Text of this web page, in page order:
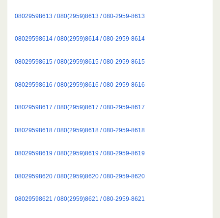
08029598613 / 080(2959)8613 / 080-2959-8613
08029598614 / 080(2959)8614 / 080-2959-8614
08029598615 / 080(2959)8615 / 080-2959-8615
08029598616 / 080(2959)8616 / 080-2959-8616
08029598617 / 080(2959)8617 / 080-2959-8617
08029598618 / 080(2959)8618 / 080-2959-8618
08029598619 / 080(2959)8619 / 080-2959-8619
08029598620 / 080(2959)8620 / 080-2959-8620
08029598621 / 080(2959)8621 / 080-2959-8621